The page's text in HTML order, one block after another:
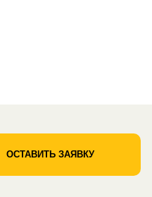
ОСТАВИТЬ ЗАЯВКУ